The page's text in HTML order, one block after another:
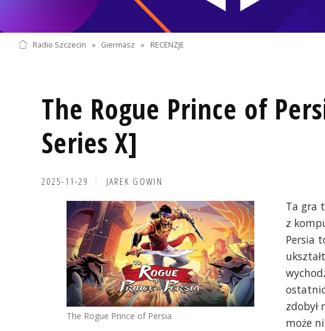
Radio Szczecin » Giermasz » RECENZJE
The Rogue Prince of
Series X]
2025-11-29 JAREK GOWIN
The Rogue Prince of Persia
Ta gra
z
Persia
zdobył
może